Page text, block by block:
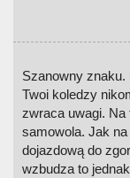
Szanowny znaku.
Twoi koledzy
zwraca uwagi. Na
samowola. Jak
dojazdową do
wzbudza to